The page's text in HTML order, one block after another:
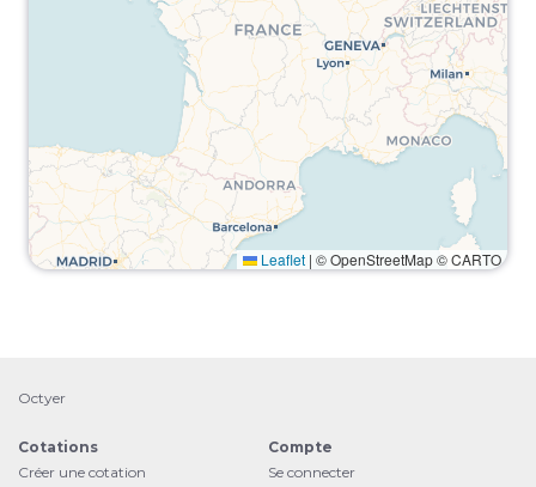
Leaflet | © OpenStreetMap © CARTO
Octyer
Cotations
Créer une cotation
Compte
Se connecter